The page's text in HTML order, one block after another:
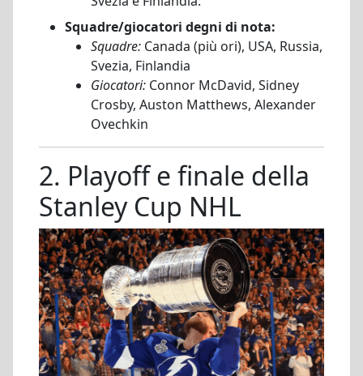
Squadre/giocatori degni di nota:
Squadre: Canada (più ori), USA, Russia,
Svezia, Finlandia
Giocatori: Connor McDavid, Sidney
Crosby, Auston Matthews, Alexander
Ovechkin
2. Playoff e finale della
Stanley Cup NHL